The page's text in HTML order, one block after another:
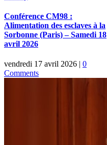
Conférence CM98 :
Alimentation des esclaves à la
Sorbonne (Paris) – Samedi 18
avril 2026
vendredi 17 avril 2026 | 0
Comments